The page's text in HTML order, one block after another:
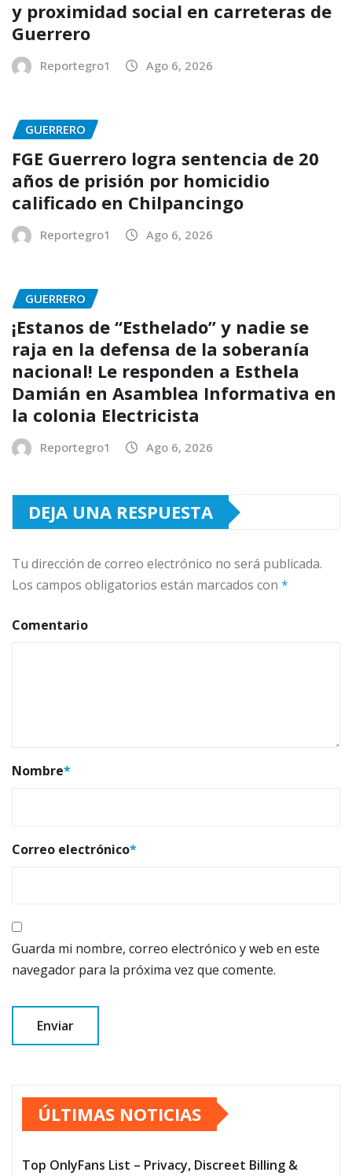
y proximidad social en carreteras de
Guerrero
Reportegro1 Ago 6, 2026
GUERRERO
FGE Guerrero logra sentencia de 20
años de prisión por homicidio
calificado en Chilpancingo
Reportegro1 Ago 6, 2026
GUERRERO
¡Estanos de “Esthelado” y nadie se
raja en la defensa de la soberanía
nacional! Le responden a Esthela
Damián en Asamblea Informativa en
la colonia Electricista
Reportegro1 Ago 6, 2026
DEJA UNA RESPUESTA
Tu dirección de correo electrónico no será publicada.
Los campos obligatorios están marcados con *
Comentario
Nombre*
Correo electrónico*
Guarda mi nombre, correo electrónico y web en este
navegador para la próxima vez que comente.
ÚLTIMAS NOTICIAS
Top OnlyFans List – Privacy, Discreet Billing &